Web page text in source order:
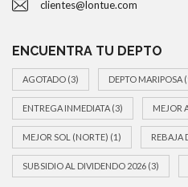
clientes@lontue.com
ENCUENTRA TU DEPTO
AGOTADO (3) DEPTO MARIPOSA
ENTREGA INMEDIATA (3) MEJOR
MEJOR SOL (NORTE) (1) REBAJA
SUBSIDIO AL DIVIDENDO 2026 (3)